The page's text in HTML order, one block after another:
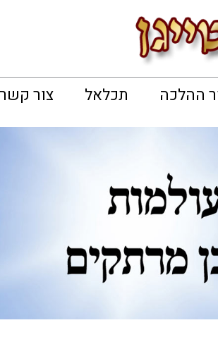
ההלכה תכלאל צור קשר